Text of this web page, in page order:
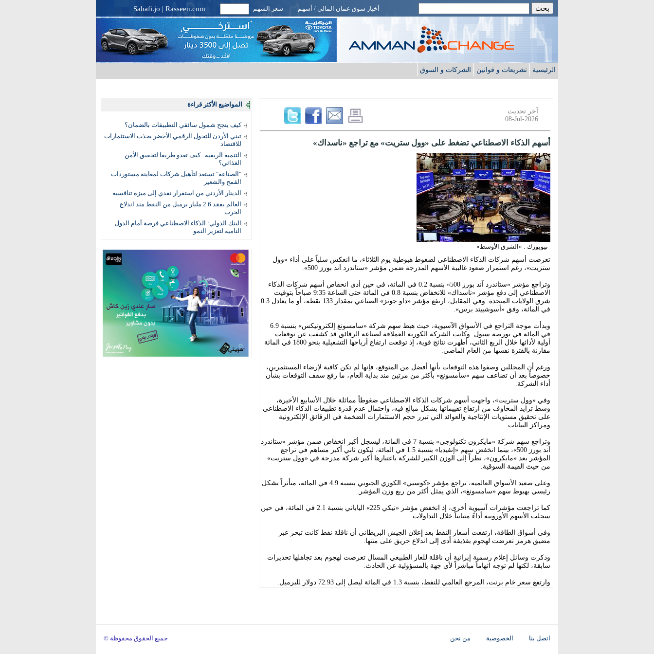
أخبار سوق عمان المالي / أسهم سعر السهم Sahafi.jo | Rasseen.com
الرئيسية تشريعات و قوانين الشركات و السوق
المواضيع الأكثر قراءة
كيف ينجح شمول سائقي التطبيقات بالضمان؟
تبني الأردن للتحول الرقمي الأخضر يجذب الاستثمارات
للاقتصاد
التنمية الريفية.. كيف تغدو طريقا لتحقيق الأمن
الغذائي؟
"الصناعة" تستعد لتأهيل شركات لمعاينة مستوردات
القمح والشعير
الدينار الأردني من استقرار نقدي إلى ميزة تنافسية
العالم يفقد 2.6 مليار برميل من النفط منذ اندلاع
الحرب
البنك الدولي: الذكاء الاصطناعي فرصة أمام الدول
النامية لتعزيز النمو
آخر تحديث
08-Jul-2026
أسهم الذكاء الاصطناعي تضغط على «وول ستريت» مع تراجع «ناسداك»
نيويورك : «الشرق الأوسط»
تعرضت أسهم شركات الذكاء الاصطناعي لضغوط هبوطية يوم الثلاثاء، ما انعكس سلباً على أداء «وول
ستريت»، رغم استمرار صعود غالبية الأسهم المدرجة ضمن مؤشر «ستاندرد آند بورز 500».
وتراجع مؤشر «ستاندرد آند بورز 500» بنسبة 0.2 في المائة، في حين أدى انخفاض أسهم شركات الذكاء
الاصطناعي إلى دفع مؤشر «ناسداك» للانخفاض بنسبة 0.8 في المائة حتى الساعة 9:35 صباحاً بتوقيت
شرق الولايات المتحدة. وفي المقابل، ارتفع مؤشر «داو جونز» الصناعي بمقدار 133 نقطة، أو ما يعادل 0.3
في المائة، وفق «أسوشييتد برس».
وبدأت موجة التراجع في الأسواق الآسيوية، حيث هبط سهم شركة «سامسونغ إلكترونيكس» بنسبة 6.9
في المائة في بورصة سيول. وكانت الشركة الكورية العملاقة لصناعة الرقائق قد كشفت عن توقعات
أولية لأدائها خلال الربع الثاني، أظهرت نتائج قوية، إذ توقعت ارتفاع أرباحها التشغيلية بنحو 1800 في المائة
مقارنة بالفترة نفسها من العام الماضي.
ورغم أن المحللين وصفوا هذه التوقعات بأنها أفضل من المتوقع، فإنها لم تكن كافية لإرضاء المستثمرين،
خصوصاً بعد أن تضاعف سهم «سامسونغ» بأكثر من مرتين منذ بداية العام، ما رفع سقف التوقعات بشأن
أداء الشركة.
وفي «وول ستريت»، واجهت أسهم شركات الذكاء الاصطناعي ضغوطاً مماثلة خلال الأسابيع الأخيرة،
وسط تزايد المخاوف من ارتفاع تقييماتها بشكل مبالغ فيه، واحتمال عدم قدرة تطبيقات الذكاء الاصطناعي
على تحقيق مستويات الإنتاجية والعوائد التي تبرر حجم الاستثمارات الضخمة في الرقائق الإلكترونية
ومراكز البيانات.
وتراجع سهم شركة «مايكرون تكنولوجي» بنسبة 7 في المائة، ليسجل أكبر انخفاض ضمن مؤشر «ستاندرد
آند بورز 500»، بينما انخفض سهم «إنفيديا» بنسبة 1.5 في المائة، ليكون ثاني أكبر مساهم في تراجع
المؤشر بعد «مايكرون»، نظراً إلى الوزن الكبير للشركة باعتبارها أكبر شركة مدرجة في «وول ستريت»
من حيث القيمة السوقية.
وعلى صعيد الأسواق العالمية، تراجع مؤشر «كوسبي» الكوري الجنوبي بنسبة 4.9 في المائة، متأثراً بشكل
رئيسي بهبوط سهم «سامسونغ»، الذي يمثل أكثر من ربع وزن المؤشر.
كما تراجعت مؤشرات آسيوية أخرى، إذ انخفض مؤشر «نيكي 225» الياباني بنسبة 2.1 في المائة، في حين
سجلت الأسهم الأوروبية أداءً متبايناً خلال التداولات.
وفي أسواق الطاقة، ارتفعت أسعار النفط بعد إعلان الجيش البريطاني أن ناقلة نفط كانت تبحر عبر
مضيق هرمز تعرضت لهجوم بقذيفة أدى إلى اندلاع حريق على متنها.
وذكرت وسائل إعلام رسمية إيرانية أن ناقلة للغاز الطبيعي المسال تعرضت لهجوم بعد تجاهلها تحذيرات
سابقة، لكنها لم توجه اتهاماً مباشراً لأي جهة بالمسؤولية عن الحادث.
وارتفع سعر خام برنت، المرجع العالمي للنفط، بنسبة 1.3 في المائة ليصل إلى 72.93 دولار للبرميل.
اتصل بنا الخصوصية من نحن © جميع الحقوق محفوظة